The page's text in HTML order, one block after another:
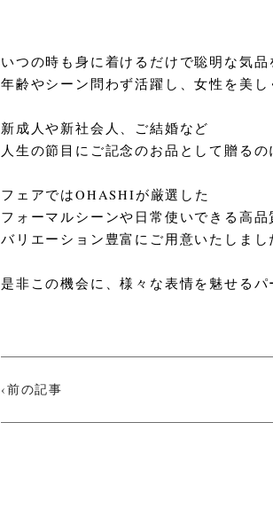
いつの時も身に着けるだけで聡明な気品
年齢やシーン問わず活躍し、女性を美し
新成人や新社会人、ご結婚など
人生の節目にご記念のお品として贈るの
フェアではOHASHIが厳選した
フォーマルシーンや日常使いできる高
バリエーション豊富にご用意いたしまし
是非この機会に、様々な表情を魅せるパ
‹前の記事